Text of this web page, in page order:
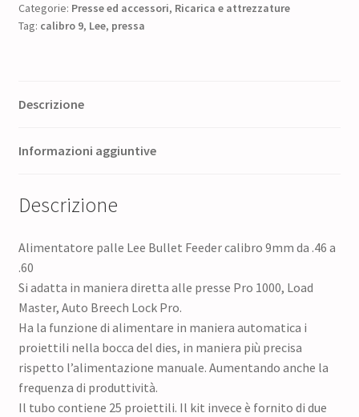
Categorie: Presse ed accessori, Ricarica e attrezzature
Tag: calibro 9, Lee, pressa
Descrizione
Informazioni aggiuntive
Descrizione
Alimentatore palle Lee Bullet Feeder calibro 9mm da .46 a
.60
Si adatta in maniera diretta alle presse Pro 1000, Load
Master, Auto Breech Lock Pro.
Ha la funzione di alimentare in maniera automatica i
proiettili nella bocca del dies, in maniera più precisa
rispetto l’alimentazione manuale. Aumentando anche la
frequenza di produttività.
Il tubo contiene 25 proiettili. Il kit invece è fornito di due